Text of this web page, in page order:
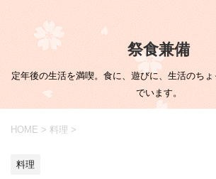
祭食兼備
定年後の生活を満喫。食に、遊びに、生活のち
でいます。
HOME > 料理 >
料理